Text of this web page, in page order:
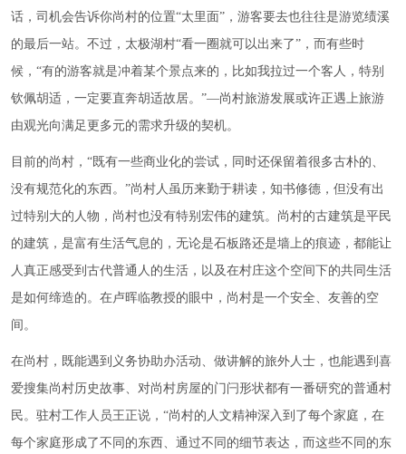
话，司机会告诉你尚村的位置“太里面”，游客要去也往往是游览绩溪
的最后一站。不过，太极湖村“看一圈就可以出来了”，而有些时
候，“有的游客就是冲着某个景点来的，比如我拉过一个客人，特别
钦佩胡适，一定要直奔胡适故居。”—尚村旅游发展或许正遇上旅游
由观光向满足更多元的需求升级的契机。
目前的尚村，“既有一些商业化的尝试，同时还保留着很多古朴的、
没有规范化的东西。”尚村人虽历来勤于耕读，知书修德，但没有出
过特别大的人物，尚村也没有特别宏伟的建筑。尚村的古建筑是平民
的建筑，是富有生活气息的，无论是石板路还是墙上的痕迹，都能让
人真正感受到古代普通人的生活，以及在村庄这个空间下的共同生活
是如何缔造的。在卢晖临教授的眼中，尚村是一个安全、友善的空
间。
在尚村，既能遇到义务协助办活动、做讲解的旅外人士，也能遇到喜
爱搜集尚村历史故事、对尚村房屋的门闩形状都有一番研究的普通村
民。驻村工作人员王正说，“尚村的人文精神深入到了每个家庭，在
每个家庭形成了不同的东西、通过不同的细节表达，而这些不同的东